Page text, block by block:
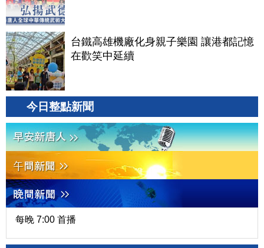
台鐵高雄機廠化身親子樂園 讓港都記憶
在歡笑中延續
今日整點新聞
每晚 7:00 首播